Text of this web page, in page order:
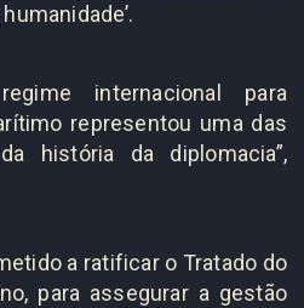
internacional para
representou uma das
história da diplomacia”,
a ratificar o Tratado do
para assegurar a gestão